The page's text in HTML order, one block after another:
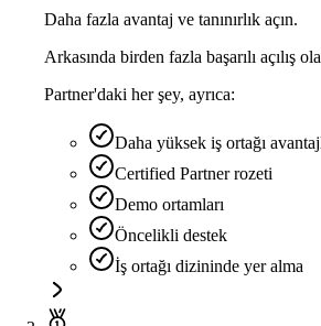
Daha fazla avantaj ve tanınırlık açın.
Arkasında birden fazla başarılı açılış
Partner'daki her şey, ayrıca:
Daha yüksek iş ortağı
Certified Partner rozeti
Demo ortamları
Öncelikli destek
İş ortağı dizininde yer alma